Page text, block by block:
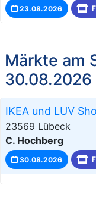
23.08.2026
Märkte am
30.08.2026
IKEA und LUV
23569 Lübeck
C. Hochberg
30.08.2026